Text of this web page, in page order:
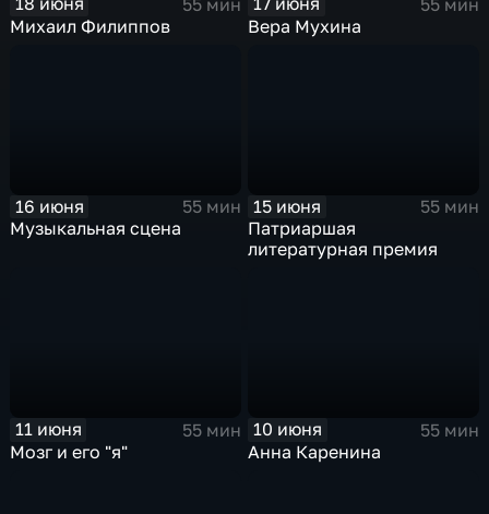
Михаил Филиппов
Вера Мухина
16 июня
55 мин
Музыкальная сцена
15 июня
55 мин
Патриаршая
литературная премия
11 июня
55 мин
Мозг и его "я"
10 июня
55 мин
Анна Каренина